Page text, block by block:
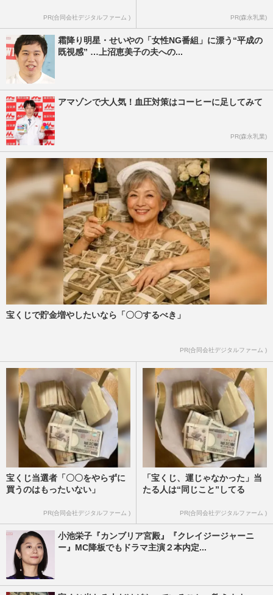
PR(合同会社デジタルファーム ) PR(森永乳業)
霜降り明星・せいやの「女性NG番組」に漂う“平成の
既視感” …上沼恵美子の夫への...
アマゾンで大人気！血圧対策はコーヒーに足してみて
PR(森永乳業)
宝くじで貯金増やしたいなら「〇〇するべき」
PR(合同会社デジタルファーム )
宝くじ当選者「〇〇をやらずに
買うのはもったいない」
PR(合同会社デジタルファーム )
「宝くじ、運じゃなかった」当
たる人は“同じこと”してる
PR(合同会社デジタルファーム )
小池栄子『カンブリア宮殿』『クレイジージャーニ
ー』MC降板でもドラマ主演２本内定...